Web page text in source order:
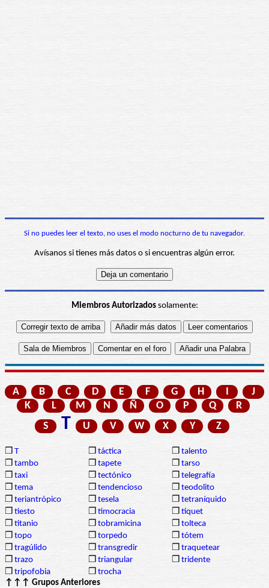
Si no puedes leer el texto, no uses el modo nocturno de tu navegador.
Avísanos si tienes más datos o si encuentras algún error.
Miembros Autorizadossolamente:
A B C D E F G H
J
K
L M N Ñ O P Q
R
S
T U V W X Y Z
❒ T ❒ táctica ❒ talento
❒ tambo ❒ tapete ❒ tarso
❒ taxi ❒ tectónico ❒ telegrafía
❒ tema ❒ tendencioso ❒ teodolito
❒ teriantrópico ❒ tesela ❒ tetraníquido
❒ tiesto ❒ timocracia ❒ tíquet
❒ titanio ❒ tobramicina ❒ tolteca
❒ topo ❒ torpedo ❒ tótem
❒ tragúlido ❒ transgredir ❒ traquetear
❒ trazo ❒ triangular ❒ tridente
❒ tripofobia ❒ trocha
↑↑↑ Grupos Anteriores